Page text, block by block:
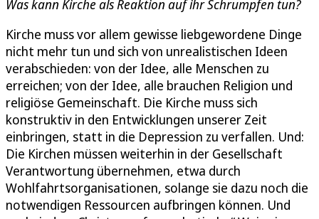
Was kann Kirche als Reaktion auf ihr Schrumpfen tun?
Kirche muss vor allem gewisse liebgewordene Dinge
nicht mehr tun und sich von unrealistischen Ideen
verabschieden: von der Idee, alle Menschen zu
erreichen; von der Idee, alle brauchen Religion und
religiöse Gemeinschaft. Die Kirche muss sich
konstruktiv in den Entwicklungen unserer Zeit
einbringen, statt in die Depression zu verfallen. Und:
Die Kirchen müssen weiterhin in der Gesellschaft
Verantwortung übernehmen, etwa durch
Wohlfahrtsorganisationen, solange sie dazu noch die
notwendigen Ressourcen aufbringen können. Und